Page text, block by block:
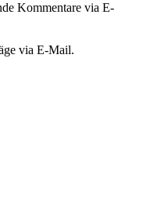
Kommentare via E-
via E-Mail.